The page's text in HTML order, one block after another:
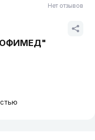
Нет отзывов